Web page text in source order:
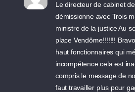
Le directeur de cabinet
démissionne avec Trois
ministre de la justice Au
place Vendôme!!!!!!!
haut fonctionnaires qui
incompétence cela est
compris le message de
faut travailler plus pour